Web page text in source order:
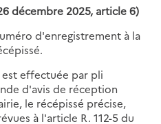
décembre 2025, article 6)
d'enregistrement à la
effectuée par pli
d'avis de réception
le récépissé précise,
à l'article R. 112-5 du